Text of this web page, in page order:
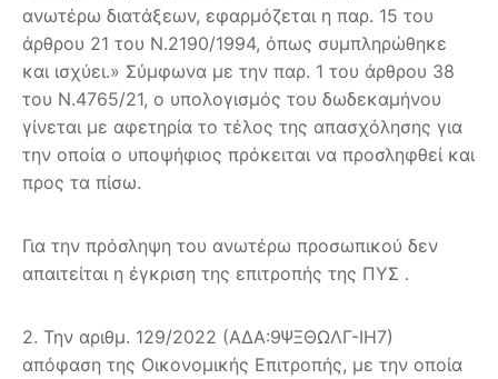
ανωτέρω διατάξεων, εφαρμόζεται η παρ. 15 του
άρθρου 21 του Ν.2190/1994, όπως συμπληρώθηκε
και ισχύει.» Σύμφωνα με την παρ. 1 του άρθρου 38
του Ν.4765/21, ο υπολογισμός του δωδεκαμήνου
γίνεται με αφετηρία το τέλος της απασχόλησης για
την οποία ο υποψήφιος πρόκειται να προσληφθεί και
προς τα πίσω.
Για την πρόσληψη του ανωτέρω προσωπικού δεν
απαιτείται η έγκριση της επιτροπής της ΠΥΣ .
2. Την αριθμ. 129/2022 (ΑΔΑ:9ΨΞΘΩΛΓ-ΙΗ7)
απόφαση της Οικονομικής Επιτροπής, με την οποία